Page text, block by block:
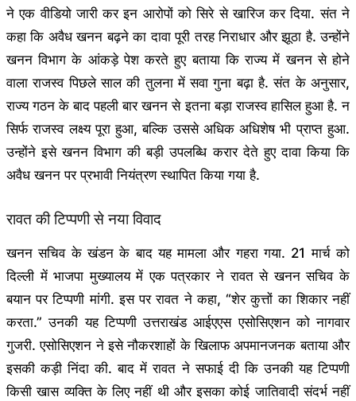
ने एक वीडियो जारी कर इन आरोपों को सिरे से खारिज कर दिया. संत ने
कहा कि अवैध खनन बढ़ने का दावा पूरी तरह निराधार और झूठा है. उन्होंने
खनन विभाग के आंकड़े पेश करते हुए बताया कि राज्य में खनन से होने
वाला राजस्व पिछले साल की तुलना में सवा गुना बढ़ा है. संत के अनुसार,
राज्य गठन के बाद पहली बार खनन से इतना बड़ा राजस्व हासिल हुआ है. न
सिर्फ राजस्व लक्ष्य पूरा हुआ, बल्कि उससे अधिक अधिशेष भी प्राप्त हुआ.
उन्होंने इसे खनन विभाग की बड़ी उपलब्धि करार देते हुए दावा किया कि
अवैध खनन पर प्रभावी नियंत्रण स्थापित किया गया है.
रावत की टिप्पणी से नया विवाद
खनन सचिव के खंडन के बाद यह मामला और गहरा गया. 21 मार्च को
दिल्ली में भाजपा मुख्यालय में एक पत्रकार ने रावत से खनन सचिव के
बयान पर टिप्पणी मांगी. इस पर रावत ने कहा, “शेर कुत्तों का शिकार नहीं
करता.” उनकी यह टिप्पणी उत्तराखंड आईएएस एसोसिएशन को नागवार
गुजरी. एसोसिएशन ने इसे नौकरशाहों के खिलाफ अपमानजनक बताया और
इसकी कड़ी निंदा की. बाद में रावत ने सफाई दी कि उनकी यह टिप्पणी
किसी खास व्यक्ति के लिए नहीं थी और इसका कोई जातिवादी संदर्भ नहीं